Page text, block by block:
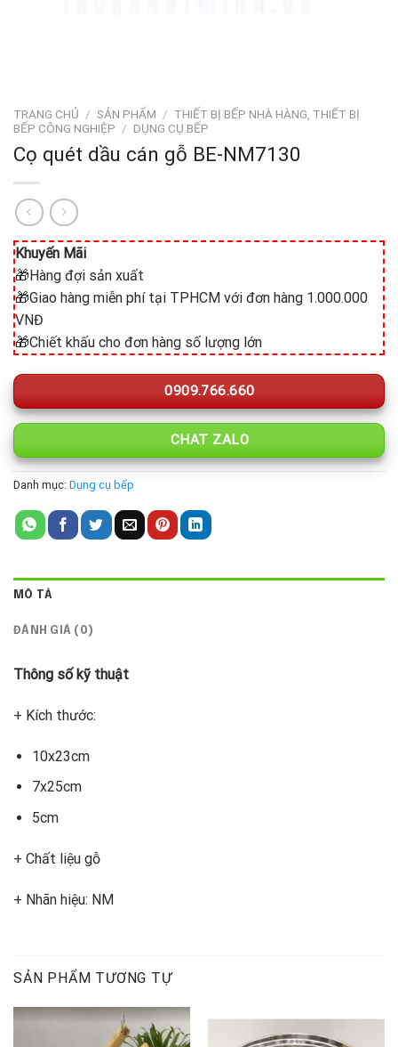
TRANG CHỦ / SẢN PHẨM / THIẾT BỊ BẾP NHÀ HÀNG, THIẾT BỊ
BẾP CÔNG NGHIỆP / DỤNG CỤ BẾP
Cọ quét dầu cán gỗ BE-NM7130
Khuyến Mãi
🎁Hàng đợi sản xuất
🎁Giao hàng miễn phí tại TPHCM với đơn hàng 1.000.000
VNĐ
🎁Chiết khấu cho đơn hàng số lượng lớn
0909.766.660
CHAT ZALO
Danh mục: Dụng cụ bếp
MÔ TẢ
ĐÁNH GIÁ (0)
Thông số kỹ thuật
+ Kích thước:
10x23cm
7x25cm
5cm
+ Chất liệu gỗ
+ Nhãn hiệu: NM
SẢN PHẨM TƯƠNG TỰ